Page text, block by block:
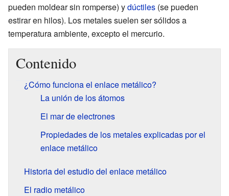
pueden moldear sin romperse) ydúctiles (se pueden
estirar en hilos). Los metales suelen ser sólidos a
temperatura ambiente, excepto el mercurio.
Contenido
¿Cómo funciona el enlace metálico?
La unión de los átomos
El mar de electrones
Propiedades de los metales explicadas por el
enlace metálico
Historia del estudio del enlace metálico
El radio metálico